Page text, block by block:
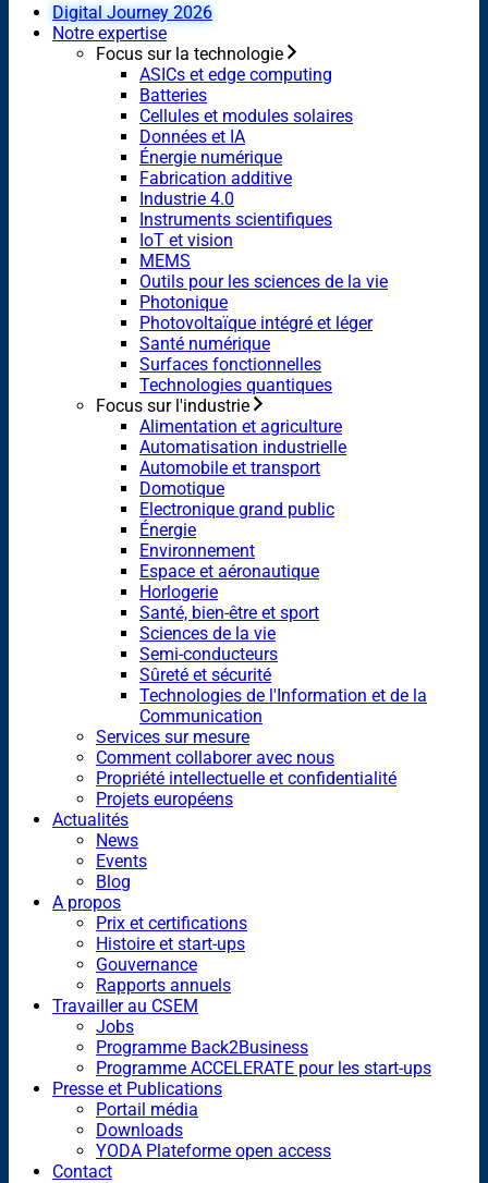
Digital Journey 2026
Notre expertise
Focus sur la technologie
ASICs et edge computing
Batteries
Cellules et modules solaires
Données et IA
Énergie numérique
Fabrication additive
Industrie 4.0
Instruments scientifiques
IoT et vision
MEMS
Outils pour les sciences de la vie
Photonique
Photovoltaïque intégré et léger
Santé numérique
Surfaces fonctionnelles
Technologies quantiques
Focus sur l'industrie
Alimentation et agriculture
Automatisation industrielle
Automobile et transport
Domotique
Electronique grand public
Énergie
Environnement
Espace et aéronautique
Horlogerie
Santé, bien-être et sport
Sciences de la vie
Semi-conducteurs
Sûreté et sécurité
Technologies de l'Information et de la
Communication
Services sur mesure
Comment collaborer avec nous
Propriété intellectuelle et confidentialité
Projets européens
Actualités
News
Events
Blog
A propos
Prix et certifications
Histoire et start-ups
Gouvernance
Rapports annuels
Travailler au CSEM
Jobs
Programme Back2Business
Programme ACCELERATE pour les start-ups
Presse et Publications
Portail média
Downloads
YODA Plateforme open access
Contact